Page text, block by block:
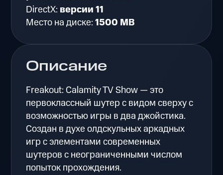
Описание
Freakout: Calamity TV Show — это
первоклассный шутер с видом сверху с
возможностью игры в два джойстика.
Создан в духе олдскульных аркадных
игр с элементами современных
шутеров с неограниченными числом
попыток прохождения.
DirectX: версии 11
Место на диске:1500 MB